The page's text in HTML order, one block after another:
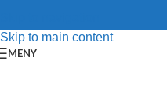
Skip to main content
MENY